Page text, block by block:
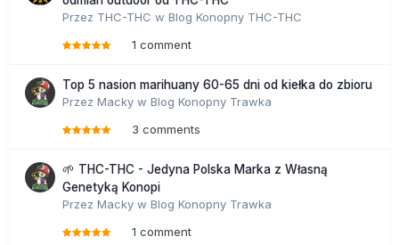
Przez THC-THC w Blog Konopny THC-THC
1 comment
Top 5 nasion marihuany 60-65 dni od kiełka do zbioru
Przez Macky w Blog Konopny Trawka
3 comments
🌱 THC-THC - Jedyna Polska Marka z Własną
Genetyką Konopi
Przez Macky w Blog Konopny Trawka
1 comment